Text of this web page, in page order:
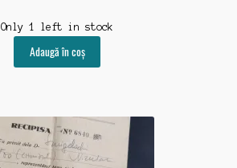
Only 1 left in stock
Adaugă în coș